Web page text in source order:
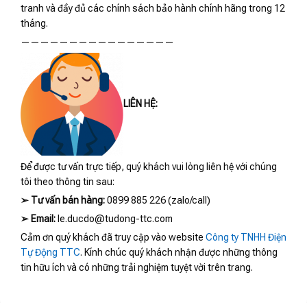
tranh và đầy đủ các chính sách bảo hành chính hãng trong 12
tháng.
————————————————
LIÊN HỆ:
Để được tư vấn trực tiếp, quý khách vui lòng liên hệ với chúng
tôi theo thông tin sau:
➢ Tư vấn bán hàng:0899 885 226 (zalo/call)
➢ Email: le.ducdo@tudong-ttc.com
Cảm ơn quý khách đã truy cập vào website Công ty TNHH Điện
Tự Động TTC. Kính chúc quý khách nhận được những thông
tin hữu ích và có những trải nghiệm tuyệt vời trên trang.